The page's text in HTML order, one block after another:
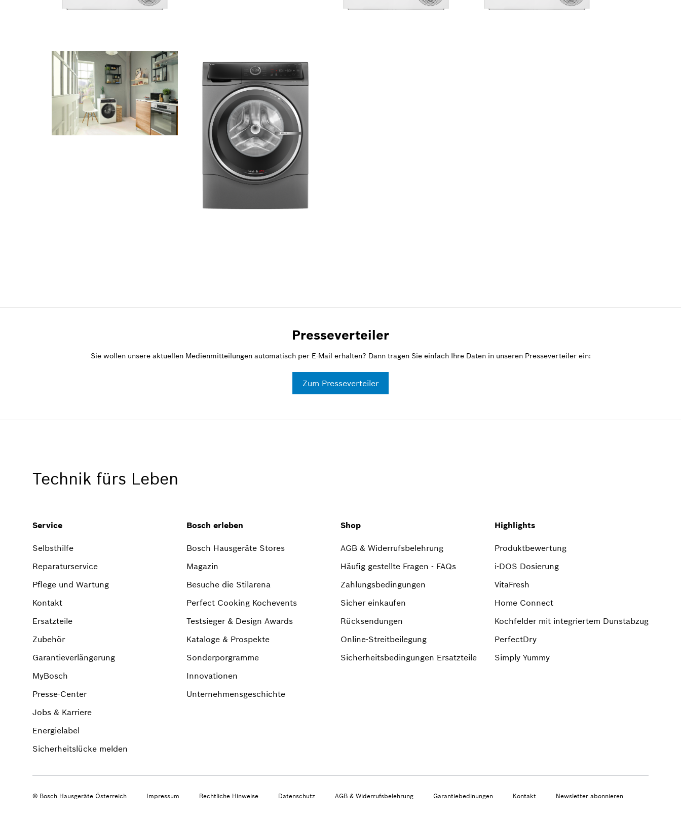
Presseverteiler
Sie wollen unsere aktuellen Medienmitteilungen automatisch per E-Mail erhalten? Dann tragen Sie einfach Ihre Daten in unseren Presseverteiler ein:
Zum Presseverteiler
Technik fürs Leben
Service
Selbsthilfe
Reparaturservice
Pflege und Wartung
Kontakt
Ersatzteile
Zubehör
Garantieverlängerung
MyBosch
Presse-Center
Jobs & Karriere
Energielabel
Sicherheitslücke melden
Bosch erleben
Bosch Hausgeräte Stores
Magazin
Besuche die Stilarena
Perfect Cooking Kochevents
Testsieger & Design Awards
Kataloge & Prospekte
Sonderporgramme
Innovationen
Unternehmensgeschichte
Shop
AGB & Widerrufsbelehrung
Häufig gestellte Fragen - FAQs
Zahlungsbedingungen
Sicher einkaufen
Rücksendungen
Online-Streitbeilegung
Sicherheitsbedingungen Ersatzteile
Highlights
Produktbewertung
i-DOS Dosierung
VitaFresh
Home Connect
Kochfelder mit integriertem Dunstabzug
PerfectDry
Simply Yummy
© Bosch Hausgeräte Österreich Impressum Rechtliche Hinweise Datenschutz AGB & Widerrufsbelehrung Garantiebedinungen Kontakt Newsletter abonnieren